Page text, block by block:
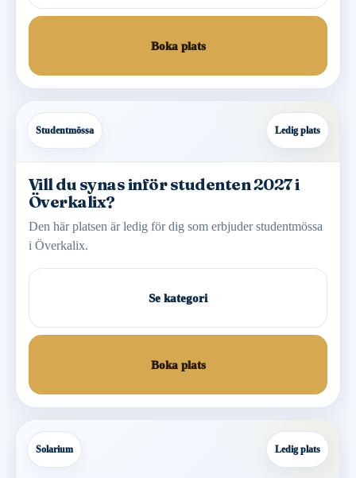
Boka plats
Studentmössa Ledig plats
Vill du synas inför studenten 2027 i
Överkalix?
Den här platsen är ledig för dig som erbjuder studentmössa
i Överkalix.
Se kategori
Boka plats
Solarium Ledig plats